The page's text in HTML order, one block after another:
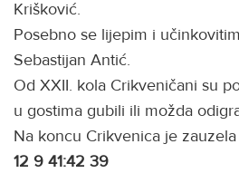
Krišković.
Posebno se lijepim i
Sebastijan Antić.
Od XXII. kola Crikveničani su
u gostima gubili ili možda
Na koncu Crikvenica je zauzela
12 9 41:42 39